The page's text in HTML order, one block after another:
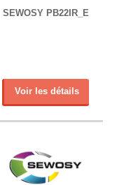
SEWOSY PB22IR_E
Voir les détails